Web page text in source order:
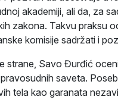
akademiji, ali da, za
zakona. Takvu praksu
komisije sadržati i
strane, Savo Đurđić
saveta.
tela kao garanata